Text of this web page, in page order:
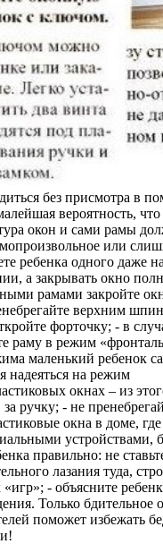
без присмотра в
вероятность,
окон и сами рамы
или
ребенка одного даже
а закрывать окно
рамами закройте
верхним
форточку; - в
раму в режим
маленький ребенок
надеяться на режим
окнах – из
ручку; - не
окна в доме, где
правильно: не
лазания туда,
- объясните
Только бдительное
поможет избежать